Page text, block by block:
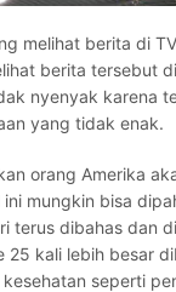
melihat berita di
berita tersebut
nyenyak karena
yang tidak enak.
orang Amerika
mungkin bisa
terus dibahas dan
25 kali lebih besar
seperti